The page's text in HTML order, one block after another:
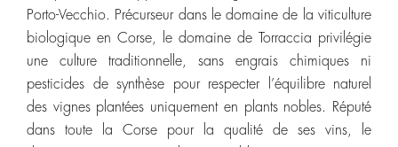
Porto-Vecchio. Précurseur dans le domaine de la viticulture
biologique en Corse, le domaine de Torraccia privilégie
une culture traditionnelle, sans engrais chimiques ni
pesticides de synthèse pour respecter l’équilibre naturel
des vignes plantées uniquement en plants nobles. Réputé
dans toute la Corse pour la qualité de ses vins, le